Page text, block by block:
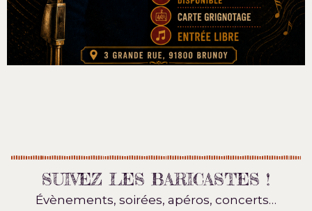
SUIVEZ LES BARICASTES !
Évènements, soirées, apéros, concerts…